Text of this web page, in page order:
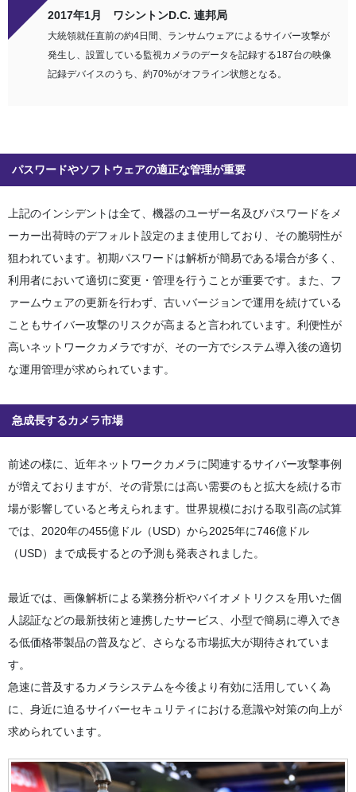
2017年1月 ワシントンD.C. 連邦局
大統領就任直前の約4日間、ランサムウェアによるサイバー攻撃が
発生し、設置している監視カメラのデータを記録する187台の映像
記録デバイスのうち、約70%がオフライン状態となる。
パスワードやソフトウェアの適正な管理が重要
上記のインシデントは全て、機器のユーザー名及びパスワードをメ
ーカー出荷時のデフォルト設定のまま使用しており、その脆弱性が
狙われています。初期パスワードは解析が簡易である場合が多く、
利用者において適切に変更・管理を行うことが重要です。また、フ
ァームウェアの更新を行わず、古いバージョンで運用を続けている
こともサイバー攻撃のリスクが高まると言われています。利便性が
高いネットワークカメラですが、その一方でシステム導入後の適切
な運用管理が求められています。
急成長するカメラ市場
前述の様に、近年ネットワークカメラに関連するサイバー攻撃事例
が増えておりますが、その背景には高い需要のもと拡大を続ける市
場が影響していると考えられます。世界規模における取引高の試算
では、2020年の455億ドル（USD）から2025年に746億ドル
（USD）まで成長するとの予測も発表されました。
最近では、画像解析による業務分析やバイオメトリクスを用いた個
人認証などの最新技術と連携したサービス、小型で簡易に導入でき
る低価格帯製品の普及など、さらなる市場拡大が期待されていま
す。
急速に普及するカメラシステムを今後より有効に活用していく為
に、身近に迫るサイバーセキュリティにおける意識や対策の向上が
求められています。